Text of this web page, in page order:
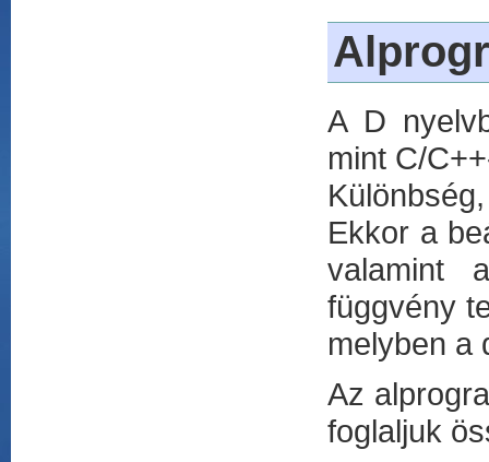
A D
mint C/
Ekkor a
valamint
függvény
melyben a
Az
foglaljuk